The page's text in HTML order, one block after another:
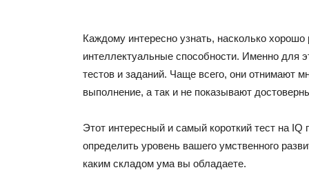
Каждому интересно узнать, насколько хорошо
интеллектуальные способности. Именно для
тестов и заданий. Чаще всего, они отнимают
выполнение, а так и не показывают
Этот интересный и самый короткий тест на IQ
определить уровень вашего умственного
каким складом ума вы обладаете.